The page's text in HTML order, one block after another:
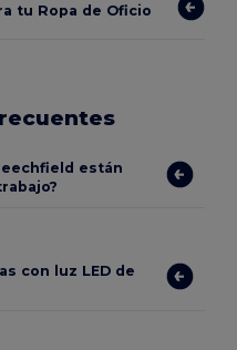
tu Ropa de Oficio
están
con luz LED de